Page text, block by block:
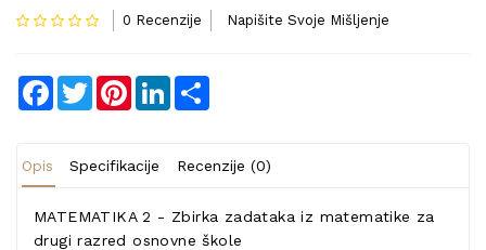
0 Recenzije Napišite Svoje Mišljenje
Facebook
TwitterPinterestLinkedIn
Opis Specifikacije Recenzije (0)
MATEMATIKA 2 - Zbirka zadataka iz matematike za
drugi razred osnovne škole